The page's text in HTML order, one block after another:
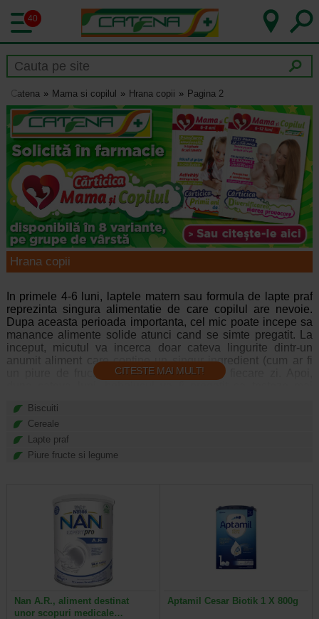
40
Catena Mama si copilul Hrana copii Pagina 2
Hrana copii
In primele 4-6 luni, laptele matern sau formula de lapte praf
reprezinta singura alimentatie de care copilul are nevoie.
Dupa aceasta perioada importanta, cel mic poate incepe sa
manance alimente solide atunci cand se simte pregatit. La
inceput, micutul va incerca doar cateva lingurite dintr-un
anumit aliment care contine un singur ingredient (cum ar fi
un piure de fructe, legume sau carne) in fiecare zi. Apoi,
Pana la varsta de 8-12 luni, cel mic s-ar putea transforma
intr-un adevarat “gurmand” care se bucura de o multime de
alimente moi si care doreste trei mese, plus gustari, in
fiecare zi.
copiilor (cereale bebelusi, ceai pentru sugari, acesta din
urma numai la recomandarea medicului).
CITESTE MAI MULT!
Biscuiti
Cereale
Lapte praf
Piure fructe si legume
Nan A.R., aliment destinat
unor scopuri medicale…
Aptamil Cesar Biotik 1 X 800g